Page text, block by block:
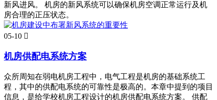
新风进风。 机房的新风系统可以确保机房空调正常运行及机
房合理的正压状态。
05-10 
机房供配电系统方案
众所周知在弱电机房工程中，电气工程是机房的基础系统工
程，其中的供配电系统的可靠性是极高的。本章中提到的项目
信息，是给学校机房工程设计的机房供配电系统方案。 供配